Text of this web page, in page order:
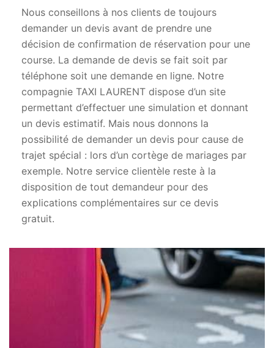
Nous conseillons à nos clients de toujours
demander un devis avant de prendre une
décision de confirmation de réservation pour une
course. La demande de devis se fait soit par
téléphone soit une demande en ligne. Notre
compagnie TAXI LAURENT dispose d’un site
permettant d’effectuer une simulation et donnant
un devis estimatif. Mais nous donnons la
possibilité de demander un devis pour cause de
trajet spécial : lors d’un cortège de mariages par
exemple. Notre service clientèle reste à la
disposition de tout demandeur pour des
explications complémentaires sur ce devis
gratuit.